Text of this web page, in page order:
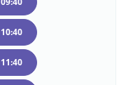
10:40
11:40